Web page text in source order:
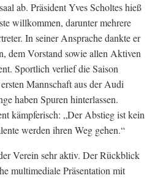
ab. Präsident Yves Scholtes hieß
willkommen, darunter mehrere
In seiner Ansprache dankte er
dem Vorstand sowie allen Aktiven
Sportlich verlief die Saison
Mannschaft aus der Audi
haben Spuren hinterlassen.
kämpferisch: „Der Abstieg ist kein
werden ihren Weg gehen.“
Verein sehr aktiv. Der Rückblick
multimediale Präsentation mit